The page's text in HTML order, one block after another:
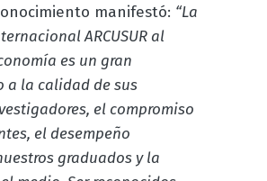
manifestó: “La
ARCUSUR al
es un gran
a la calidad de sus
el compromiso
el desempeño
graduados y la